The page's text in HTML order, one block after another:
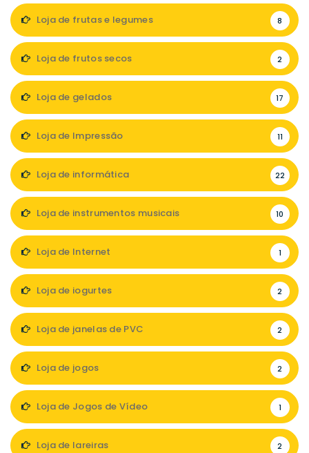
Loja de frutas e legumes 8
Loja de frutos secos 2
Loja de gelados 17
Loja de Impressão 11
Loja de informática 22
Loja de instrumentos musicais 10
Loja de Internet 1
Loja de iogurtes 2
Loja de janelas de PVC 2
Loja de jogos 2
Loja de Jogos de Vídeo 1
Loja de lareiras 2